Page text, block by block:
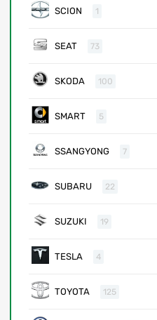
SCION 1
SEAT 73
SKODA 100
SMART 5
SSANGYONG 7
SUBARU 22
SUZUKI 19
TESLA 4
TOYOTA 125